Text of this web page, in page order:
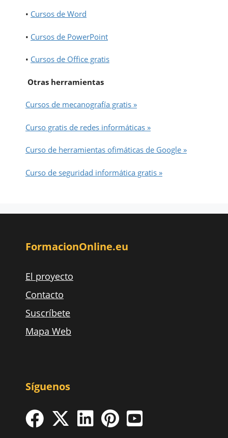
• Cursos de Word
• Cursos de PowerPoint
• Cursos de Office gratis
Otras herramientas
Cursos de mecanografía gratis »
Curso gratis de redes informáticas »
Curso de herramientas ofimáticas de Google »
Curso de seguridad informática gratis »
FormacionOnline.eu
El proyecto
Contacto
Suscríbete
Mapa Web
Síguenos